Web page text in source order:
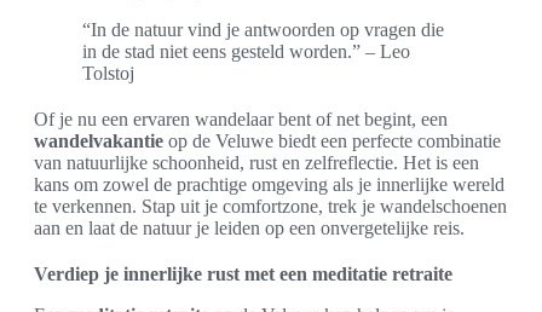
“In de natuur vind je antwoorden op vragen die
in de stad niet eens gesteld worden.” – Leo
Tolstoj
Of je nu een ervaren wandelaar bent of net begint, een
wandelvakantie op de Veluwe biedt een perfecte combinatie
van natuurlijke schoonheid, rust en zelfreflectie. Het is een
kans om zowel de prachtige omgeving als je innerlijke wereld
te verkennen. Stap uit je comfortzone, trek je wandelschoenen
aan en laat de natuur je leiden op een onvergetelijke reis.
Verdiep je innerlijke rust met een meditatie retraite